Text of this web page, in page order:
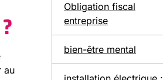
au
Obligation fiscal
entreprise
bien-être mental